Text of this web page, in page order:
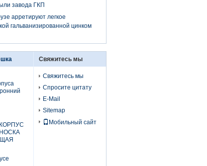
завода ГКП
арретируют легкое
гальванизированной цинком
Свяжитесь мы
Свяжитесь мы
Спросите цитату
E-Mail
Sitemap
Мобильный сайт